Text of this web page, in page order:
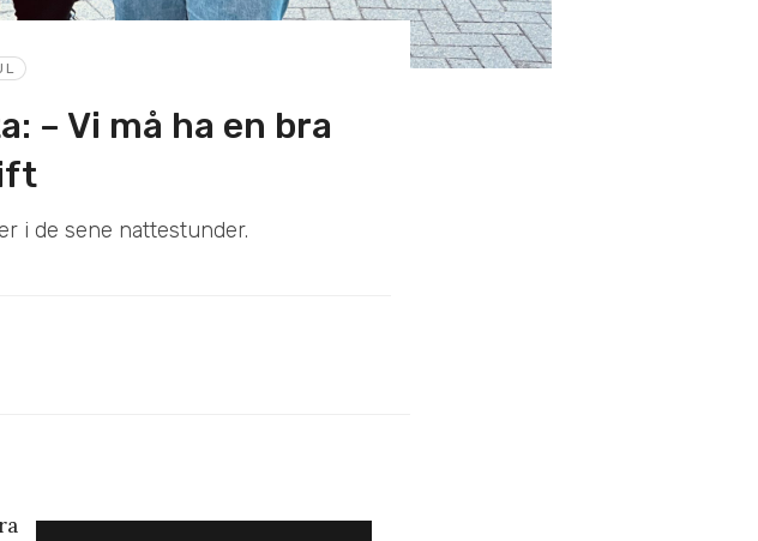
– Vi må ha en bra
i de sene nattestunder.